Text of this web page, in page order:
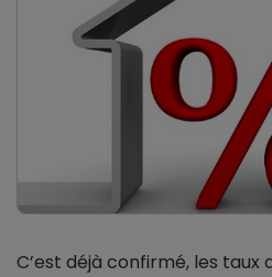
C’est déjà confirmé, les